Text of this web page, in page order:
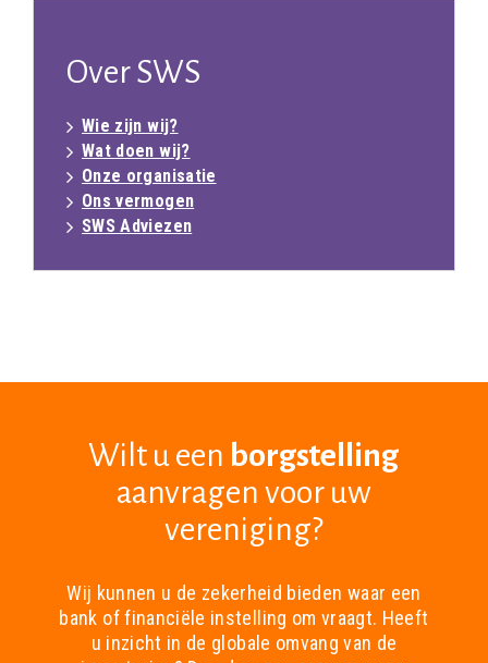
Over SWS
Wie zijn wij?
Wat doen wij?
Onze organisatie
Ons vermogen
SWS Adviezen
Wilt u een borgstelling
aanvragen voor uw
vereniging?
Wij kunnen u de zekerheid bieden waar een
bank of financiële instelling om vraagt. Heeft
u inzicht in de globale omvang van de